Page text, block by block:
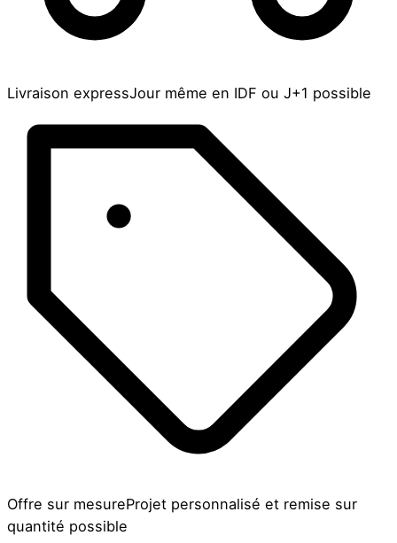
Livraison expressJour même en IDF ou J+1 possible
Offre sur mesureProjet personnalisé et remise sur
quantité possible